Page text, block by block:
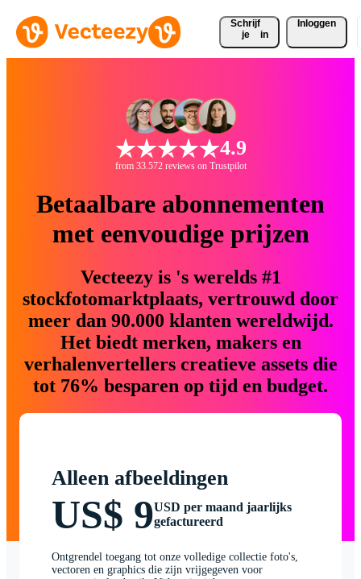
Schrijf
je
in
Inloggen
4.9
from 33.572 reviews on Trustpilot
Betaalbare abonnementen
met eenvoudige prijzen
Vecteezy is 's werelds #1
stockfotomarktplaats, vertrouwd door
meer dan 90.000 klanten wereldwijd.
Het biedt merken, makers en
verhalenvertellers creatieve assets die
tot 76% besparen op tijd en budget.
Alleen afbeeldingen
US$ 9USD per maand jaarlijks
gefactureerd
Ontgrendel toegang tot onze volledige collectie foto's,
vectoren en graphics die zijn vrijgegeven voor